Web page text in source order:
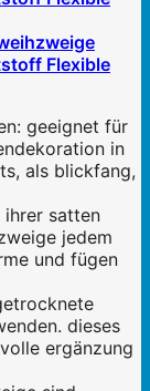
Flexible
geeignet für
in
als blickfang,
satten
jedem
und fügen
dieses
ergänzung